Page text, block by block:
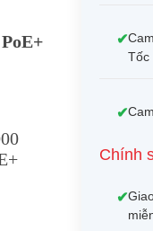
Tốc
Chính